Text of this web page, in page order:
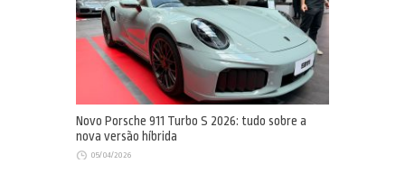
Novo Porsche 911 Turbo S 2026: tudo sobre a
nova versão híbrida
05/04/2026